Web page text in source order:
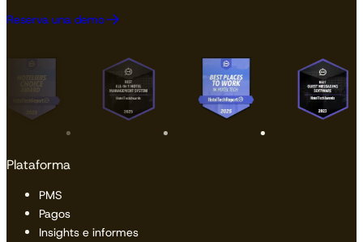
Reserva una demo
Plataforma
PMS
Pagos
Insights e informes